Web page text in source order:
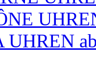
UHREN